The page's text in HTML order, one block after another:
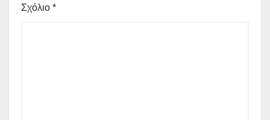
Σχόλιο *